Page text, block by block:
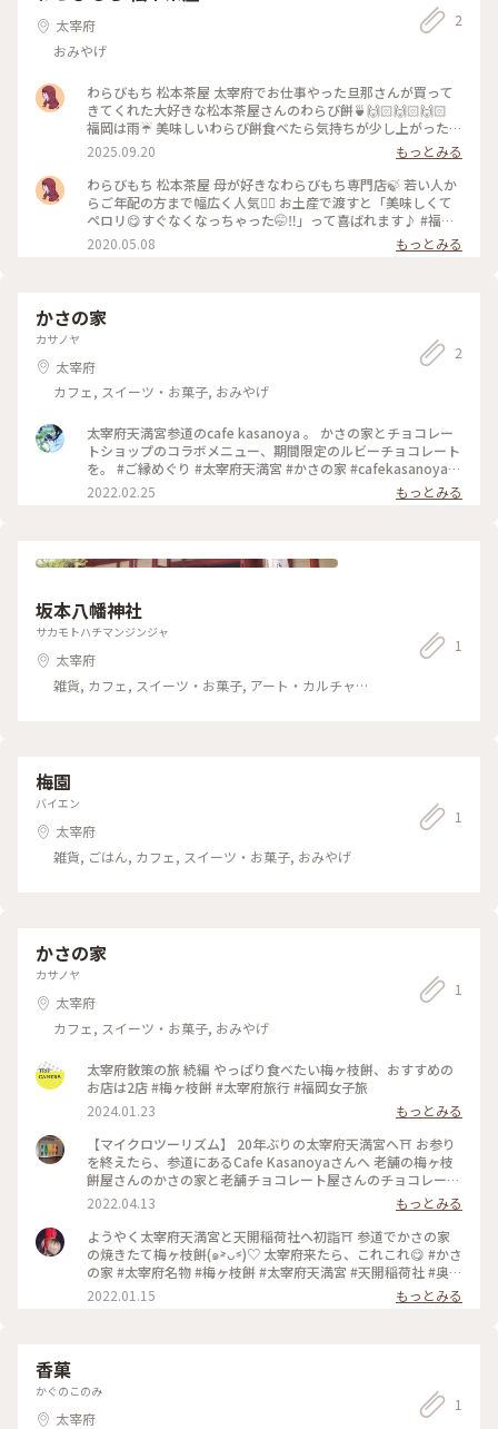
ったので待って入店しました！ : 太宰府らしい梅が壁に描かれ
ていました🌸 梅を思わせるピンクがたくさん使われているお
店でかわいかったです💕 : 5枚目は今日買ったものたちです🐰
いかったので、開けた時にまた投稿したいと思います！ : 15時
頃お店前を通ると大行列でした😳 グッドタイミングで並べた
ようです🙌 : #Myことりっぷ #みっふぃーおやつ堂 #太宰府 #ミ
ッフィー #かわいい #お土産 #お出かけ #福岡 #milkのミルキー
な毎日
太宰府
おみやげ
2
わらびもち 松本茶屋 太宰府でお仕事やった旦那さんが買って
きてくれた大好きな松本茶屋さんのわらび餅🍵🙌🏻🙌🏻🙌🏻
福岡は雨☔ 美味しいわらび餅食べたら気持ちが少し上がった
🙌🏻✨ #福岡#筑紫野#阿志岐#太宰府#二日市#六本松#持ち帰り
#土産#わらびもち#わらびもち専門店#和菓子 #福岡わらび餅#
福岡土産
2025.09.20
もっとみる
わらびもち 松本茶屋 母が好きなわらびもち専門店🍃 若い人か
らご年配の方まで幅広く人気👍🏻 お土産で渡すと「美味しくて
ペロリ😋すぐなくなっちゃった🤭‼︎」って喜ばれます♪ #福岡#
筑紫野#阿志岐#太宰府#二日市#六本松#持ち帰り#土産#わらび
もち#わらびもち専門店#和菓子 #私たちはどうかしている#わ
2020.05.08 もっとみる
かさの家
カサノヤ
太宰府
カフェ, スイーツ・お菓子, おみやげ
2
太宰府天満宮参道のcafe kasanoya 。 かさの家とチョコレー
トショップのコラボメニュー、期間限定のルビーチョコレート
を。 #ご縁めぐり #太宰府天満宮 #かさの家 #cafekasanoya #
梅ヶ枝餅
2022.02.25 もっとみる
坂本八幡神社
サカモトハチマンジンジャ
太宰府
雑貨, カフェ, スイーツ・お菓子, アート・カルチャー,
1
梅園
バイエン
太宰府
雑貨, ごはん, カフェ, スイーツ・お菓子, おみやげ
1
かさの家
カサノヤ
太宰府
カフェ, スイーツ・お菓子, おみやげ
1
太宰府散策の旅 続編 やっぱり食べたい梅ヶ枝餅、おすすめの
お店は2店 #梅ヶ枝餅 #太宰府旅行 #福岡女子旅
2024.01.23
もっとみる
【マイクロツーリズム】 20年ぶりの太宰府天満宮へ⛩ お参り
を終えたら、参道にあるCafe Kasanoyaさんへ 老舗の梅ヶ枝
餅屋さんのかさの家と老舗チョコレート屋さんのチョコレート
ショップの奇跡のコラボの梅ヶ枝餅✨✨ チョコにアンコって喧
嘩しない？と食べるまで思ってたけど、食べたら奇跡のマリア
ージュ✨✨ 美味でした🧡 お抹茶もいい感じ✌️ 古民家カフェで
居心地もよかったです👍 #春風さんぽ #Myことりっぷ #梅ヶ枝
餅 #かさの家 #CafeKasanoya #チョコレートショップ #お抹
2022.04.13
もっとみる
ようやく太宰府天満宮と天開稲荷社へ初詣⛩ 参道でかさの家
の焼きたて梅ヶ枝餅(๑˃̵ᴗ˂̵)♡ 太宰府来たら、これこれ😋 #かさ
の家 #太宰府名物 #梅ヶ枝餅 #太宰府天満宮 #天開稲荷社 #奥の
院 #初詣⛩
2022.01.15 もっとみる
香菓
かぐのこのみ
太宰府
1